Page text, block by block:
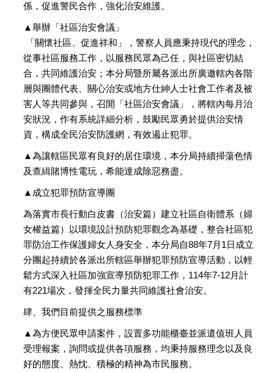
係，促進警民合作，強化治安維護。
▲舉辦「社區治安會議」
「關懷社區、促進祥和」，警察人員應秉持現代的理念，
從事社區服務工作，以服務民眾為己任，與社區密切結
合，共同維護治安；本分局暨所屬各派出所廣邀轄內各階
層與團體代表、關心治安或地方仕紳人士社會工作者及被
害人等共同參與，召開「社區治安會議」，將轄內每月治
安狀況，作有系統詳細分析，鼓勵民眾勇於提供治安情
資，構成全民治安防護網，有效遏止犯罪。
▲為讓轄區民眾有良好的居住環境，本分局持續掃蕩色情
及查緝賭博性電玩，希能達成除惡務盡。
▲成立犯罪預防宣導團
為落實市長行動白皮書（治安篇）建立社區自衛體系（婦
女權益篇）以環境設計預防犯罪觀念為基礎，整合社區犯
罪防治工作保護婦女人身安全，本分局自88年7月1日成立
分團起持續於各派出所轄區舉辦犯罪預防宣導活動，以輕
鬆方式深入社區加強宣導預防犯罪工作，114年7-12月計
有221場次，發揮全民力量共同維護社會治安。
肆、我們目前提供之服務標準
▲為方便民眾申請案件，設置多功能櫃臺並派遣值班人員
受理報案，詢問或提供各項服務，均秉持服務理念以及良
好的態度、熱忱、積極的精神為市民服務。